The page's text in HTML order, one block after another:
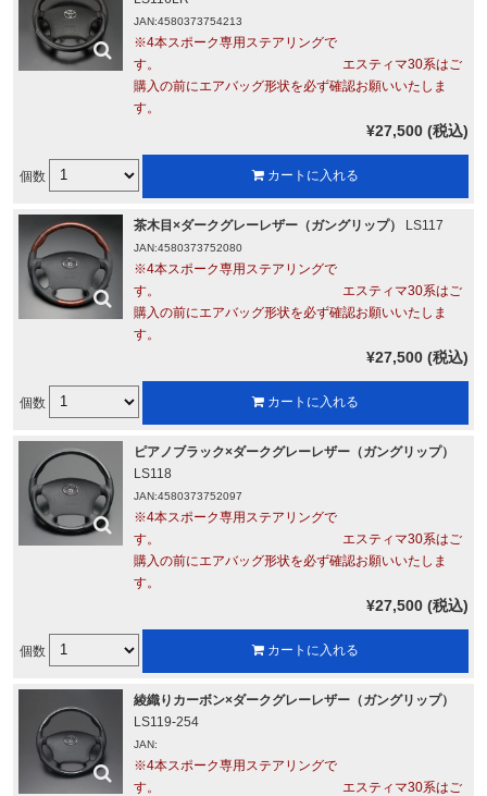
JAN:4580373754213
※4本スポーク専用ステアリングで
す。 エスティマ30系はご
購入の前にエアバッグ形状を必ず確認お願いいたしま
す。
¥27,500 (税込)
個数 カートに入れる
茶木目×ダークグレーレザー（ガングリップ） LS117
JAN:4580373752080
※4本スポーク専用ステアリングで
す。 エスティマ30系はご
購入の前にエアバッグ形状を必ず確認お願いいたしま
す。
¥27,500 (税込)
個数 カートに入れる
ピアノブラック×ダークグレーレザー（ガングリップ）
LS118
JAN:4580373752097
※4本スポーク専用ステアリングで
す。 エスティマ30系はご
購入の前にエアバッグ形状を必ず確認お願いいたしま
す。
¥27,500 (税込)
個数 カートに入れる
綾織りカーボン×ダークグレーレザー（ガングリップ）
LS119-254
JAN:
※4本スポーク専用ステアリングで
す。 エスティマ30系はご